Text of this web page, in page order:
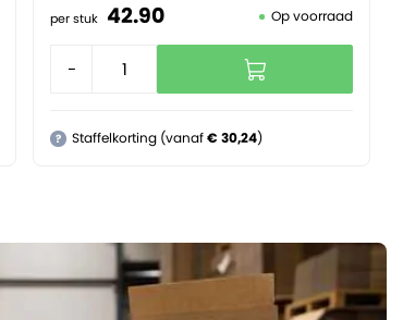
per stuk 42.90 Op voorraad
-
? Staffelkorting (vanaf€ 30,24)